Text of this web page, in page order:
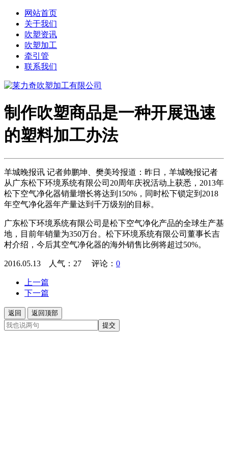
网站首页
关于我们
吹塑资讯
吹塑加工
牵引管
联系我们
制作吹塑商品是一种开展迅速
的塑料加工办法
羊城晚报讯 记者帅鹏坤、樊美玲报道：昨日，羊城晚报记者
从广东松下环境系统有限公司20周年庆祝活动上获悉，2013年
松下空气净化器销量增长将达到150%，同时松下锁定到2018
年空气净化器年产量达到千万级别的目标。
广东松下环境系统有限公司是松下空气净化产品的全球生产基
地，目前年销量为350万台。松下环境系统有限公司董事长吉
村介绍，今后其空气净化器的海外销售比例将超过50%。
2016.05.13 人气： 27 评论： 0
上一篇
下一篇
返回
返回顶部
提交